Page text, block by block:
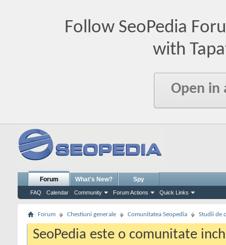
Follow SeoPedia
with
Open in
Forum
FAQ Calendar Community Forum Actions Quick Links
What's New? Spy
Forum Chestiuni generale Comunitatea Seopedia Studii de
SeoPedia este o comunitate